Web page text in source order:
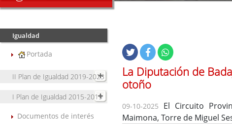
Igualdad
Portada
II Plan de Igualdad 2019-2023
I Plan de Igualdad 2015-2019
Documentos de interés
La Diputación de
otoño
09-10-2025
El Circuito
Maimona, Torre de Miguel